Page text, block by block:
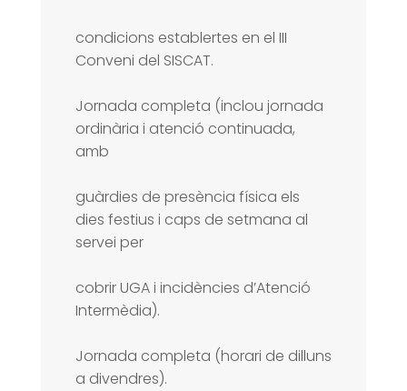
condicions establertes en el III
Conveni del SISCAT.
Jornada completa (inclou jornada
ordinària i atenció continuada,
amb
guàrdies de presència física els
dies festius i caps de setmana al
servei per
cobrir UGA i incidències d’Atenció
Intermèdia).
Jornada completa (horari de dilluns
a divendres).